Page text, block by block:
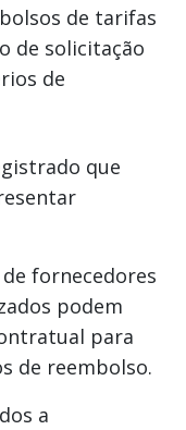
de tarifas
de solicitação
de
que
fornecedores
podem
para
de reembolso.
a